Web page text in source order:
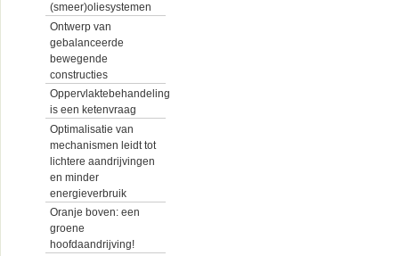
(smeer)oliesystemen
Ontwerp van
gebalanceerde
bewegende
constructies
Oppervlaktebehandeling
is een ketenvraag
Optimalisatie van
mechanismen leidt tot
lichtere aandrijvingen
en minder
energieverbruik
Oranje boven: een
groene
hoofdaandrijving!